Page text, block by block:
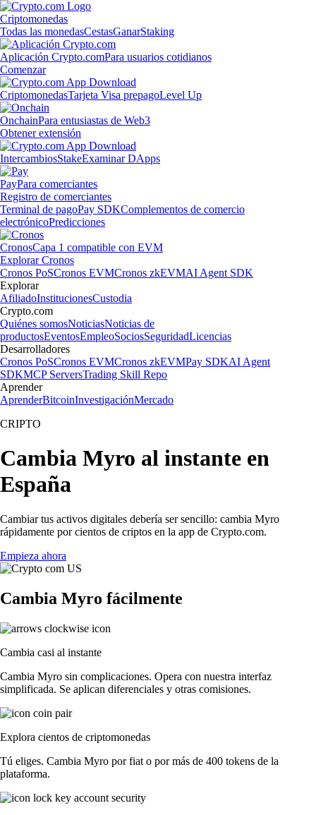
Criptomonedas
Todas las monedasCestasGanarStaking
Aplicación Crypto.comPara usuarios cotidianos
Comenzar
CriptomonedasTarjeta Visa prepagoLevel Up
OnchainPara entusiastas de Web3
Obtener extensión
IntercambiosStakeExaminar DApps
PayPara comerciantes
Registro de comerciantes
Terminal de pagoPay SDKComplementos de comercio
electrónicoPredicciones
CronosCapa 1 compatible con EVM
Explorar Cronos
Cronos PoSCronos EVMCronos zkEVMAI Agent SDK
Explorar
AfiliadoInstitucionesCustodia
Crypto.com
Quiénes somosNoticiasNoticias de
productosEventosEmpleoSociosSeguridadLicencias
Desarrolladores
Cronos PoSCronos EVMCronos zkEVMPay SDKAI Agent
SDKMCP ServersTrading Skill Repo
Aprender
AprenderBitcoinInvestigaciónMercado
CRIPTO
Cambia Myro al instante en
España
Cambiar tus activos digitales debería ser sencillo: cambia Myro
rápidamente por cientos de criptos en la app de Crypto.com.
Empieza ahora
Cambia Myro fácilmente
Cambia casi al instante
Cambia Myro sin complicaciones. Opera con nuestra interfaz
simplificada. Se aplican diferenciales y otras comisiones.
Explora cientos de criptomonedas
Tú eliges. Cambia Myro por fiat o por más de 400 tokens de la
plataforma.